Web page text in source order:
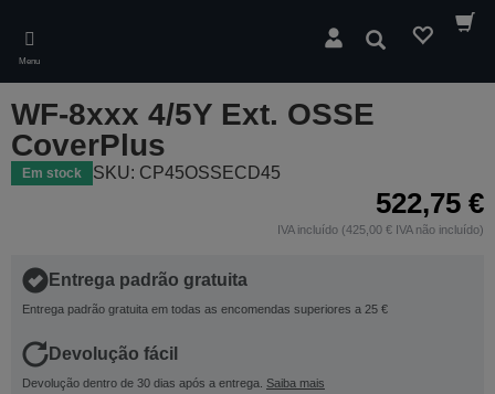
main
content
Menu
Pesquisar
WF-8xxx 4/5Y Ext. OSSE
CoverPlus
Em stock SKU: CP45OSSECD45
522,75 €
IVA incluído (425,00 € IVA não incluído)
Entrega padrão gratuita
Entrega padrão gratuita em todas as encomendas superiores a 25 €
Devolução fácil
Devolução dentro de 30 dias após a entrega. Saiba mais